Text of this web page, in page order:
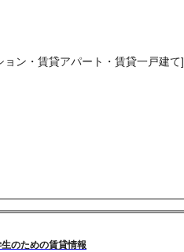
ン・賃貸アパート・賃貸一戸建
のための賃貸情報